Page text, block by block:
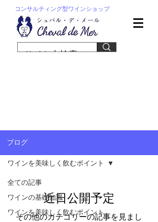
コンサルティング型ワインショップ
ブログ
全ての記事
ワインの基礎知識
ワインを美味しく飲むポイント
ワインを美味しく飲むポイント
近日公開予定
その他のカテゴリーの記事を見まし